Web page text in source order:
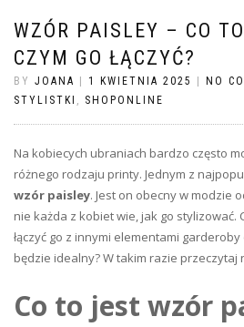
WZÓR PAISLEY – CO
CZYM GO ŁĄCZYĆ?
BY JOANA | 1 KWIETNIA 2025 | NO
STYLISTKI
SHOPONLINE
Na kobiecych ubraniach bardzo często
różnego rodzaju printy. Jednym z
wzór paisley. Jest on obecny w modzie
nie każda z kobiet wie, jak go stylizować.
łączyć go z innymi elementami
będzie idealny? W takim razie
Co to jest wzór